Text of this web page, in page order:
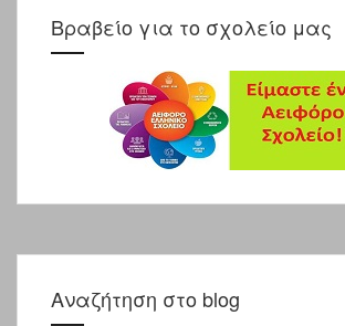
Βραβείο για το σχολείο μας
Αναζήτηση στο blog